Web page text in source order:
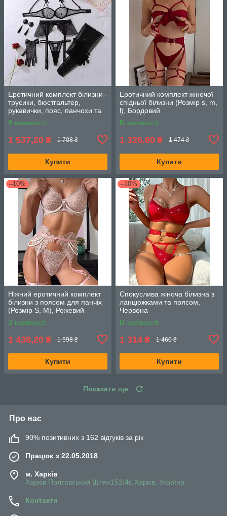
Еротичний комплект білизни -
трусики, бюстгальтер,
рукавички, пояс, панчохи та
пестиси (Розмір С), Чорний
В наявності
1 537,20 ₴ 1 708 ₴
Купити
Еротичний комплект жіночої
спідньої білизни (Розмір s, m,
l), Бордовий
В наявності
1 326,60 ₴ 1 474 ₴
Купити
–10%
Ніжний еротичний комплект
білизни з поясом для панчіх
(Розмір S, M), Рожевий
В наявності
1 438,20 ₴ 1 598 ₴
Купити
–10%
Спокуслива жіноча білизна з
ланцюжками та поясом,
Червона
В наявності
1 314 ₴ 1 460 ₴
Купити
Показати ще
Про нас
90% позитивних з 162 відгуків за рік
Працює з 22.05.2018
м. Харків
Харків Полтавський Шлях152/4г, Харків, Україна
Контакти